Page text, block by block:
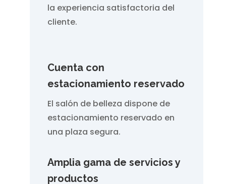
la experiencia satisfactoria del
cliente.
Cuenta con
estacionamiento reservado
El salón de belleza dispone de
estacionamiento reservado en
una plaza segura.
Amplia gama de servicios y
productos